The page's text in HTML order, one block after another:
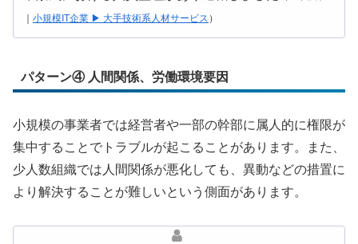
｜ 小規模IT企業 ▶ 大手技術系人材サービス ）
パターン④ 人間関係、労働環境要因
小規模の事業者では経営者や一部の幹部に属人的に権限が
集中することでトラブルが起こることがあります。また、
少人数組織では人間関係が悪化しても、異動などの措置に
より解決することが難しいという側面があります。